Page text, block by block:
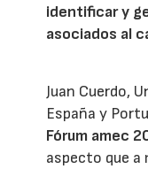
identificar y
asociados al
Juan Cuerdo,
España y
Fórum amec
aspecto que a